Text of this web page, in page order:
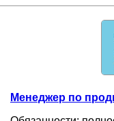
Менеджер по